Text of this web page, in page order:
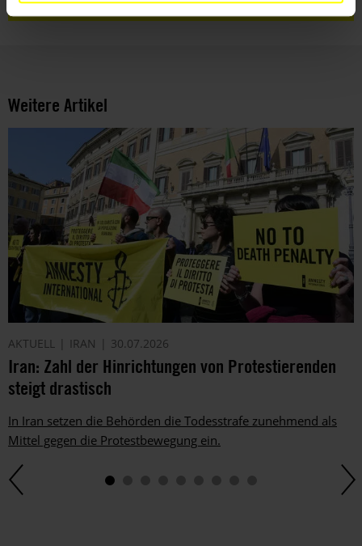
Weitere Artikel
AKTUELL IRAN 30.07.2026
Iran: Zahl der Hinrichtungen von Protestierenden
steigt drastisch
In Iran setzen die Behörden die Todesstrafe zunehmend als
Mittel gegen die Protestbewegung ein.